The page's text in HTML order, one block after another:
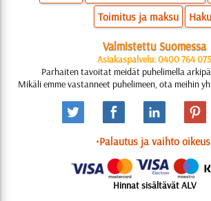
Toimitus ja maksu
Haku
Valmistettu Suomessa
Asiakaspalvelu: 0400 764 075
Parhaiten tavoitat meidät puhelimella
Mikäli emme vastanneet puhelimeen, ota meihin
•Palautus ja vaihto
Hinnat sisältävät ALV